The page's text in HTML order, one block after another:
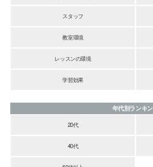
スタッフ
教室環境
レッスンの環境
学習効果
年代別ランキ
20代
40代